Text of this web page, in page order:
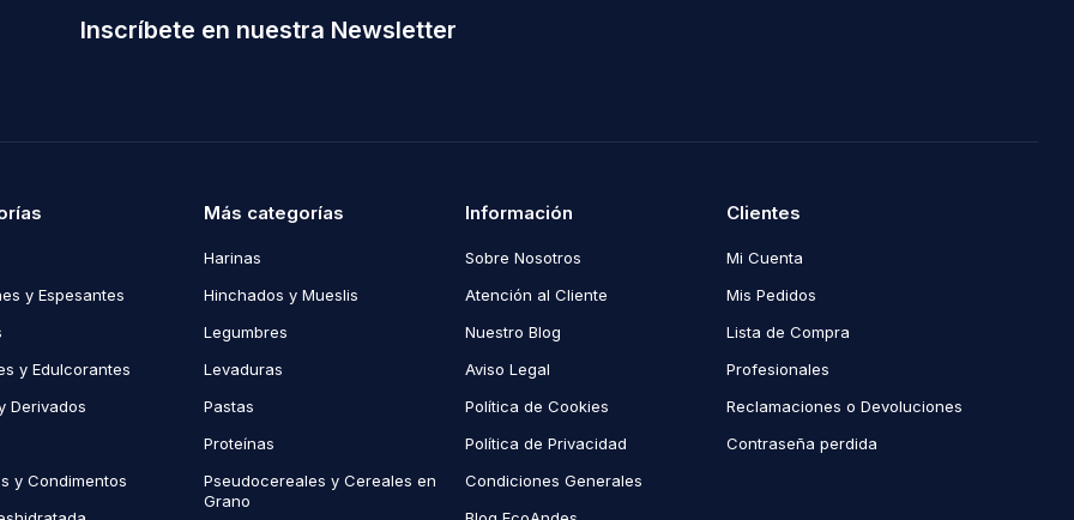
Inscríbete en nuestra Newsletter
y Espesantes
y Edulcorantes
Derivados
y Condimentos
Más categorías
Harinas
Hinchados y Mueslis
Legumbres
Levaduras
Pastas
Proteínas
Pseudocereales y Cereales en
Grano
Información
Sobre Nosotros
Atención al Cliente
Nuestro Blog
Aviso Legal
Política de Cookies
Política de Privacidad
Condiciones Generales
Clientes
Mi Cuenta
Mis Pedidos
Lista de Compra
Profesionales
Reclamaciones o Devoluciones
Contraseña perdida